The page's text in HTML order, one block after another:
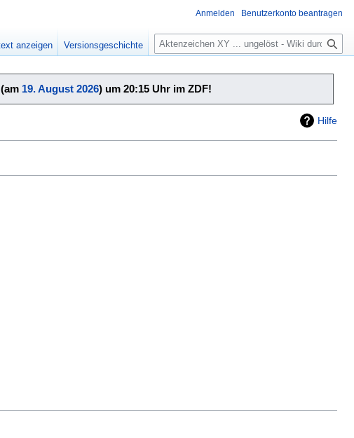
19. August 2026) um 20:15 Uhr im ZDF!
Hilfe
Anmelden Benutzerkonto beantragen
anzeigen Versionsgeschichte
Suche